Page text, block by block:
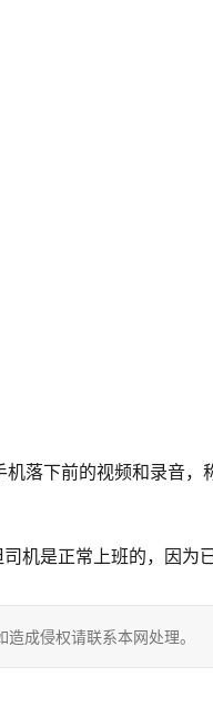
落下前的视频和录音，
机是正常上班的，因为
成侵权请联系本网处理。